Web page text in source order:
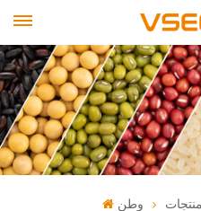
وطن منتجات